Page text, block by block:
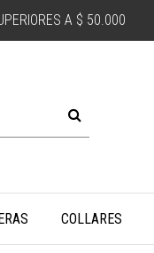
A $ 50.000
COLLARES